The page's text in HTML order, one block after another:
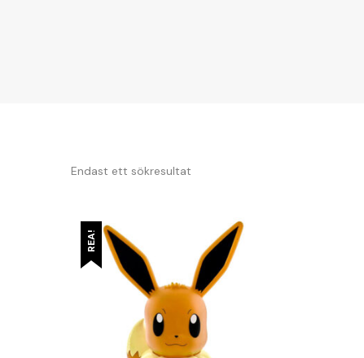
Endast ett sökresultat
REA!